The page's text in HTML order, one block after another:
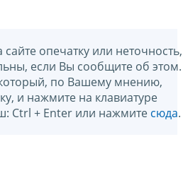
опечатку или неточность,
если Вы сообщите об этом.
который, по Вашему мнению,
и нажмите на клавиатуре
Ctrl + Enter или нажмите сюда.